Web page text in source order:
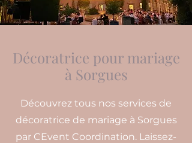
Décoratrice pour mariage
à Sorgues
Découvrez tous nos services de
décoratrice de mariage à Sorgues
par CEvent Coordination. Laissez-